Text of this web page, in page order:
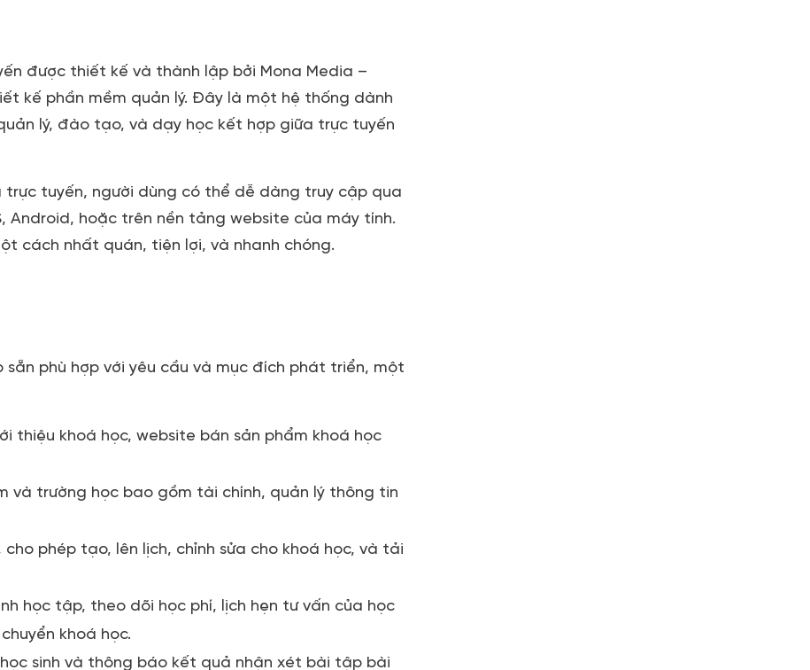
được thiết kế và thành lập bởi Mona Media –
kế phần mềm quản lý. Đây là một hệ thống dành
lý, đào tạo, và dạy học kết hợp giữa trực tuyến
trực tuyến, người dùng có thể dễ dàng truy cập qua
hoặc trên nền tảng website của máy tính.
cách nhất quán, tiện lợi, và nhanh chóng.
sẵn phù hợp với yêu cầu và mục đích phát triển, một
thiệu khoá học, website bán sản phẩm khoá học
và trường học bao gồm tài chính, quản lý thông tin
phép tạo, lên lịch, chỉnh sửa cho khoá học, và tải
học tập, theo dõi học phí, lịch hẹn tư vấn của học
khoá học.
sinh và thông báo kết quả nhận xét bài tập bài